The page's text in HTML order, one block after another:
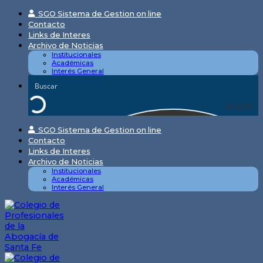
Skip
content
SGO Sistema de Gestion on line
Contacto
Links de Interes
Archivo de Noticias
Institucionales
Académicas
Interés General
Search
SGO Sistema de Gestion on line
Contacto
Links de Interes
Archivo de Noticias
Institucionales
Académicas
Interés General